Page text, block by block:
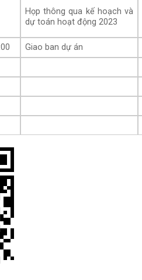
Họp thông qua kế hoạch và
dự toán hoạt động 2023
Giao ban dự án